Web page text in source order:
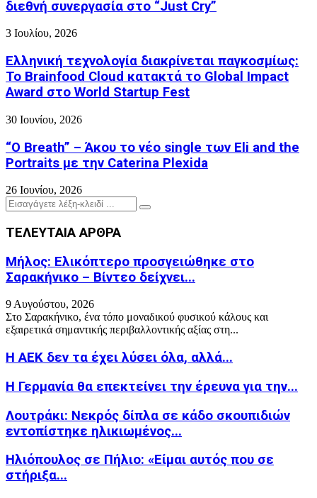
διεθνή συνεργασία στο “Just Cry”
3 Ιουλίου, 2026
Ελληνική τεχνολογία διακρίνεται παγκοσμίως:
Το Brainfood Cloud κατακτά το Global Impact
Award στο World Startup Fest
30 Ιουνίου, 2026
“O Breath” – Άκου το νέο single των Eli and the
Portraits με την Caterina Plexida
26 Ιουνίου, 2026
Search
for:
Search
ΤΕΛΕΥΤΑΙΑ ΑΡΘΡΑ
Μήλος: Ελικόπτερο προσγειώθηκε στο
Σαρακήνικο – Βίντεο δείχνει...
9 Αυγούστου, 2026
Στο Σαρακήνικο, ένα τόπο μοναδικού φυσικού κάλους και
εξαιρετικά σημαντικής περιβαλλοντικής αξίας στη...
Η ΑΕΚ δεν τα έχει λύσει όλα, αλλά...
Η Γερμανία θα επεκτείνει την έρευνα για την...
Λουτράκι: Νεκρός δίπλα σε κάδο σκουπιδιών
εντοπίστηκε ηλικιωμένος...
Ηλιόπουλος σε Πήλιο: «Είμαι αυτός που σε
στήριξα...